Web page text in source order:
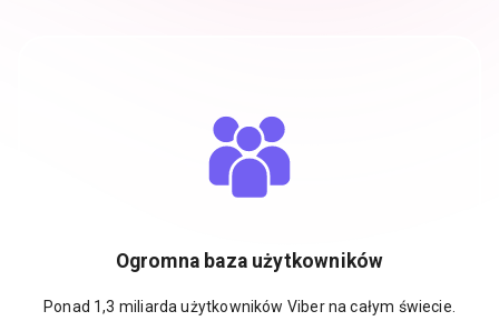
Ogromna baza użytkowników
Ponad 1,3 miliarda użytkowników Viber na całym świecie.